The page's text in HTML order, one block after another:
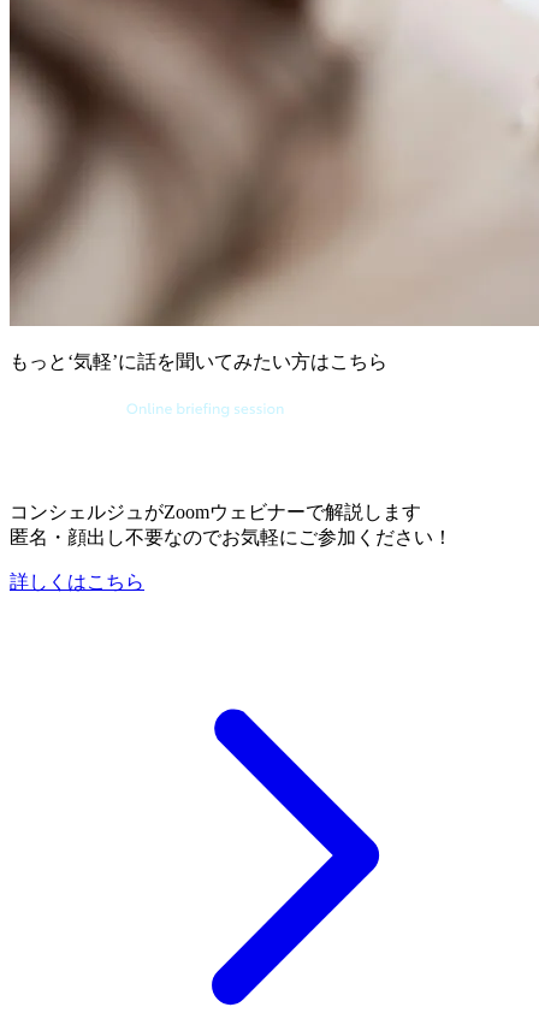
もっと‘気軽’に話を聞いてみたい方はこちら
コンシェルジュがZoomウェビナーで解説します
匿名・顔出し不要なのでお気軽にご参加ください！
詳しくはこちら